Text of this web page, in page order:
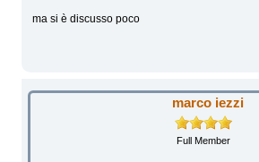
ma si è discusso poco
marco iezzi
Full Member